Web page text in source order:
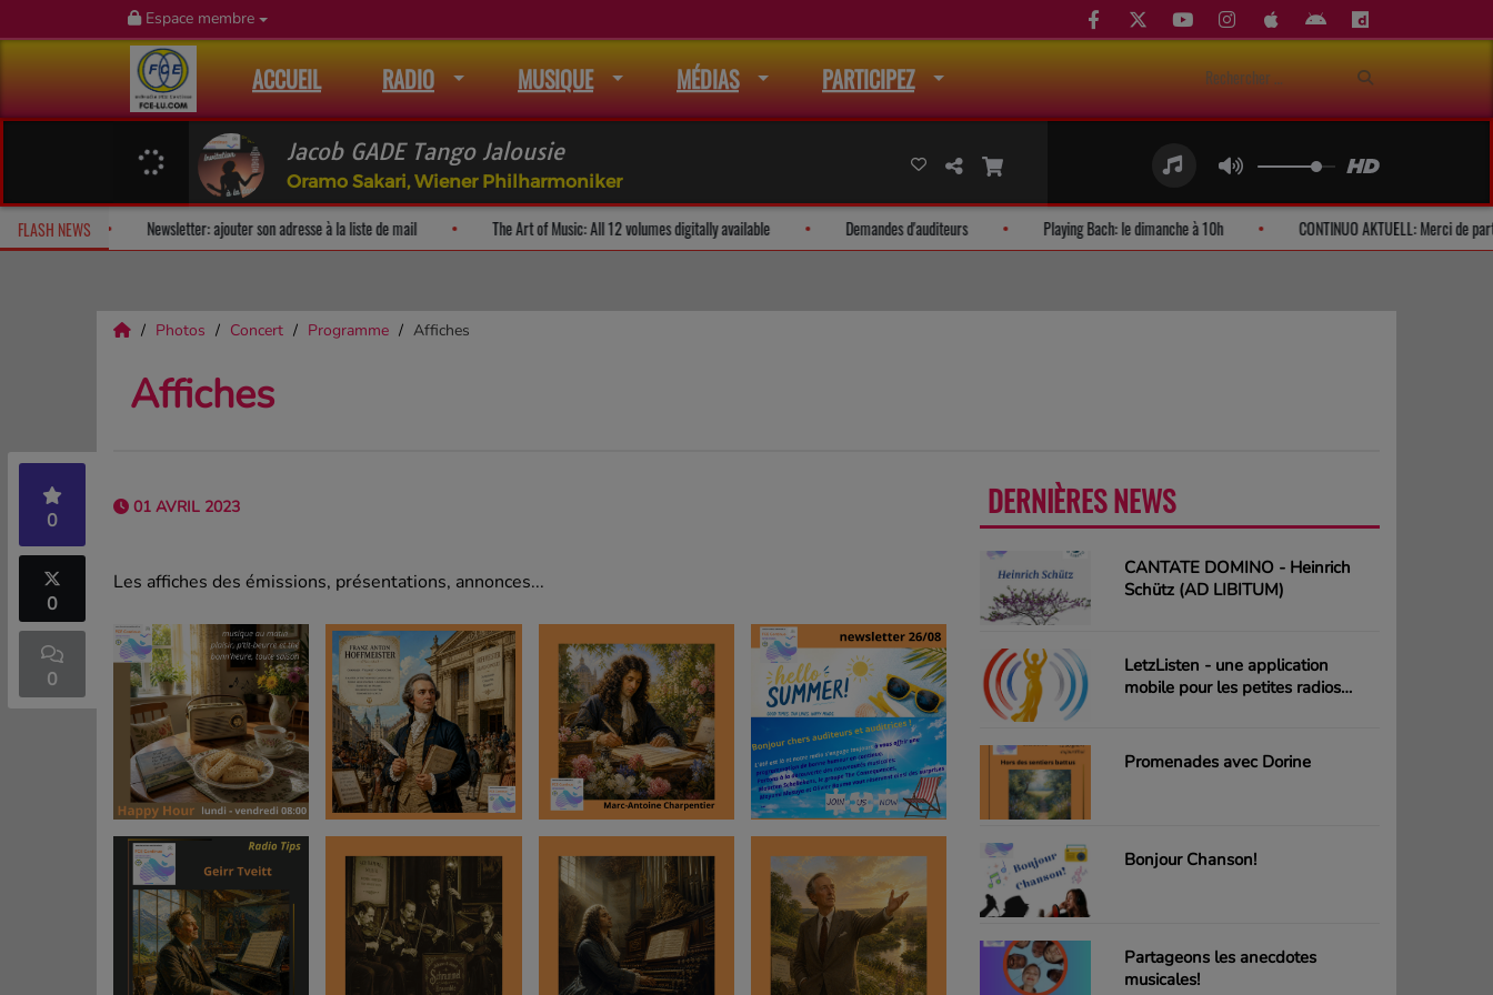
Espace membre
ACCUEIL RADIO MUSIQUE MÉDIAS PARTICIPEZ
Jacob GADE Tango Jalousie
Oramo Sakari, Wiener Philharmoniker
FLASH NEWS
Fan Releases & Merch Newsletter: ajouter son adresse à la liste de mail The Art of Music: All 12 volumes digitally available Demandes d'auditeurs Playing Bach: le dimanche à 10h CONTINUO
Photos Concert Programme Affiches
Affiches
0
0
0
01 AVRIL 2023
Les affiches des émissions, présentations, annonces...
DERNIÈRES NEWS
CANTATE DOMINO - Heinrich
Schütz (AD LIBITUM)
LetzListen - une application
mobile pour les petites radios
Promenades avec Dorine
Bonjour Chanson!
Partageons les anecdotes
musicales!